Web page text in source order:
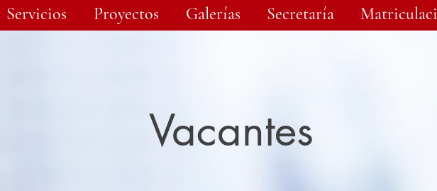
Servicios Proyectos Galerías Secretaría
Vacantes